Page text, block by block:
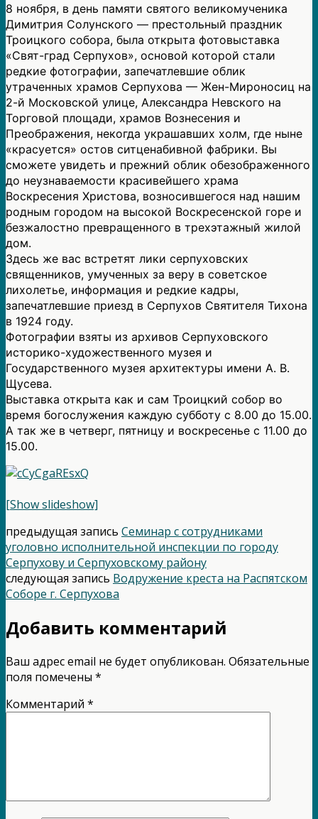
8 ноября, в день памяти святого великомученика
Димитрия Солунского — престольный праздник
Троицкого собора, была открыта фотовыставка
«Свят-град Серпухов», основой которой стали
редкие фотографии, запечатлевшие облик
утраченных храмов Серпухова — Жен-Мироносиц на
2-й Московской улице, Александра Невского на
Торговой площади, храмов Вознесения и
Преображения, некогда украшавших холм, где ныне
«красуется» остов ситценабивной фабрики. Вы
сможете увидеть и прежний облик обезображенного
до неузнаваемости красивейшего храма
Воскресения Христова, возносившегося над нашим
родным городом на высокой Воскресенской горе и
безжалостно превращенного в трехэтажный жилой
дом.
Здесь же вас встретят лики серпуховских
священников, умученных за веру в советское
лихолетье, информация и редкие кадры,
запечатлевшие приезд в Серпухов Святителя Тихона
в 1924 году.
Фотографии взяты из архивов Серпуховского
историко-художественного музея и
Государственного музея архитектуры имени А. В.
Щусева.
Выставка открыта как и сам Троицкий собор во
время богослужения каждую субботу с 8.00 до 15.00.
А так же в четверг, пятницу и воскресенье с 11.00 до
15.00.
[Show slideshow]
предыдущая запись Семинар с сотрудниками
уголовно исполнительной инспекции по городу
Серпухову и Серпуховскому району
следующая запись Водружение креста на Распятском
Соборе г. Серпухова
Добавить комментарий
Ваш адрес email не будет опубликован. Обязательные
поля помечены *
Комментарий *